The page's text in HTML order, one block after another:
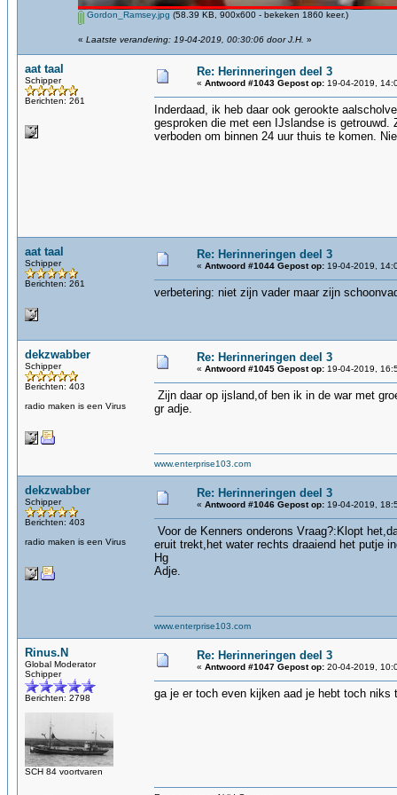
Gordon_Ramsey.jpg (58.39 KB, 900x600 - bekeken 1860 keer.)
« Laatste verandering: 19-04-2019, 00:30:06 door J.H. »
aat taal
Schipper
Berichten: 261
Re: Herinneringen deel 3
« Antwoord #1043 Gepost op: 19-04-2019,
Inderdaad, ik heb daar ook gerookte
gesproken die met een IJslandse is
verboden om binnen 24 uur thuis te komen.
aat taal
Schipper
Berichten: 261
Re: Herinneringen deel 3
« Antwoord #1044 Gepost op: 19-04-2019,
verbetering: niet zijn vader maar zijn
dekzwabber
Schipper
Berichten: 403
radio maken is een Virus
Re: Herinneringen deel 3
« Antwoord #1045 Gepost op: 19-04-2019,
Zijn daar op ijsland,of ben ik in de war met
gr adje.
www.enterprise103.com
dekzwabber
Schipper
Berichten: 403
radio maken is een Virus
Re: Herinneringen deel 3
« Antwoord #1046 Gepost op: 19-04-2019,
Voor de Kenners onderons Vraag?:Klopt
eruit trekt,het water rechts draaiend het putje
Hg
Adje.
www.enterprise103.com
Rinus.N
Global Moderator
Schipper
Berichten: 2798
SCH 84 voortvaren
Re: Herinneringen deel 3
« Antwoord #1047 Gepost op: 20-04-2019,
ga je er toch even kijken aad je hebt toch niks